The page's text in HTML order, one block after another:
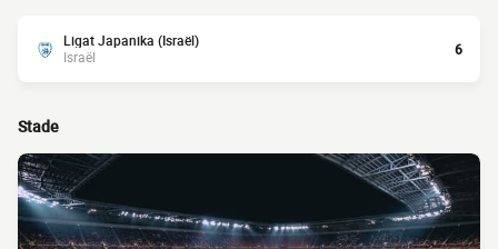
Ligat Japanika (Israël)
Israël
6
Stade